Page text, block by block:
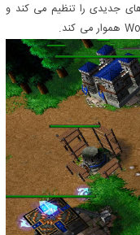
جدیدی را تنظیم می کند و